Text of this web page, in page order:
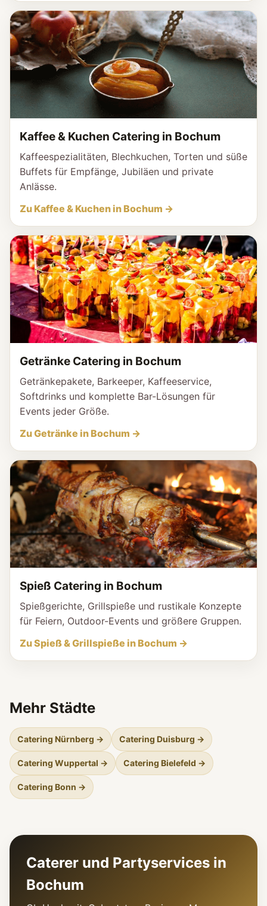
Kaffee & Kuchen Catering in Bochum
Kaffeespezialitäten, Blechkuchen, Torten und süße
Buffets für Empfänge, Jubiläen und private
Anlässe.
Zu Kaffee & Kuchen in Bochum →
Getränke Catering in Bochum
Getränkepakete, Barkeeper, Kaffeeservice,
Softdrinks und komplette Bar-Lösungen für
Events jeder Größe.
Zu Getränke in Bochum →
Spieß Catering in Bochum
Spießgerichte, Grillspieße und rustikale Konzepte
für Feiern, Outdoor-Events und größere Gruppen.
Zu Spieß & Grillspieße in Bochum →
Mehr Städte
Catering Nürnberg → Catering Duisburg →
Catering Wuppertal → Catering Bielefeld →
Catering Bonn →
Caterer und Partyservices in
Bochum